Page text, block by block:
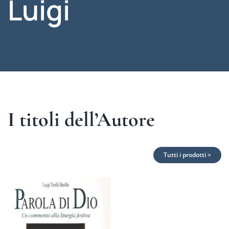
Luigi
I titoli dell’Autore
Tutti i prodotti >